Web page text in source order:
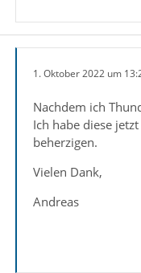
1. Oktober 2022 um
Nachdem ich
Ich habe diese
beherzigen.
Vielen Dank,
Andreas